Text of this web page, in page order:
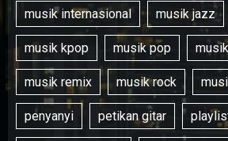
musik internasional musik jazz
musik kpop musik pop
musik remix musik rock
penyanyi petikan gitar